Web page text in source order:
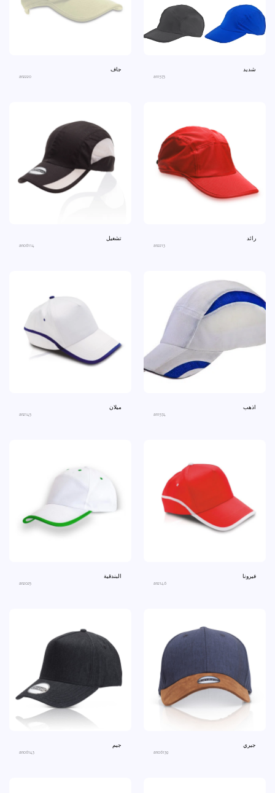
شديد
an1573
جاف
an2220
رائد
an2213
تشغيل
ano6114
اذهب
an1574
ميلان
an2145
فيرونا
an2146
البندقية
an2025
جيري
ano6139
جيم
ano6143